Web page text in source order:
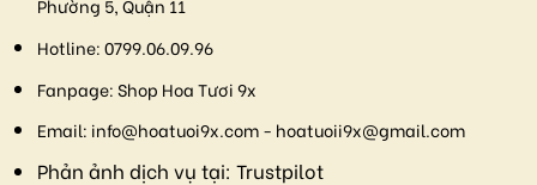
Phường 5, Quận 11
Hotline:0799.06.09.96
Fanpage:Shop Hoa Tươi 9x
Email: info@hoatuoi9x.com - hoatuoii9x@gmail.com
Phản ảnh dịch vụ tại: Trustpilot